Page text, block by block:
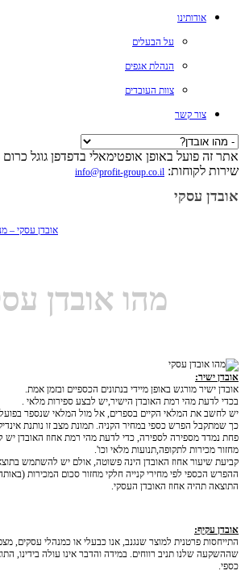
אודותינו
על הבעלים
הנהלת אגפים
צוות העובדים
צור קשר
אתר זה פועל באופן אופטימאלי בדפדפן גוגל כרום
שירות לקוחות: info@profit-group.co.il
אובדן עסקי
אובדן עסקי –
מהו אובדן
אובדן ישיר:
אובדן ישיר מורגש באופן מיידי בנתונים הכספיים ובזמן אמת.
בכדי לדעת מהי רמת האובדן הישיר,יש לבצע ספירות מלאי .
יש לחשב את המלאי הקיים בספרים, אל מול המלאי שנספר
כך שמתקבל הפרש כספי במחיר הקניה. תמונת מצב זו נותנת
פחת נמדד מספירה לספירה, כדי לדעת מהי רמת אחוז האובדן יש
מחזור מכירות לתקופה,תנועות מלאי וכו'.
קביעת שיעור אחוז האובדן הינה פשוטה, אולם יש להשתמש
ההפרש הכספי לפי מחירי קנייה חלקי מחזור סכום המכירות
התוצאה תהיה אחוז האובדן העסקי.
אובדן עקיף:
התייחסות פרטנית למוצר שנגנב, אנו כבעלי או כמנהלי עסקים,
שההשקעה שלנו תניב רווחים. במידה והדבר אינו עולה בידינו,
כספי.